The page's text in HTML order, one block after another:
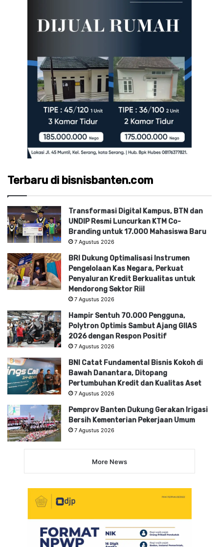
Terbaru di bisnisbanten.com
Transformasi Digital Kampus, BTN dan
UNDIP Resmi Luncurkan KTM Co-
Branding untuk 17.000 Mahasiswa Baru
7 Agustus 2026
BRI Dukung Optimalisasi Instrumen
Pengelolaan Kas Negara, Perkuat
Penyaluran Kredit Berkualitas untuk
Mendorong Sektor Riil
7 Agustus 2026
Hampir Sentuh 70.000 Pengguna,
Polytron Optimis Sambut Ajang GIIAS
2026 dengan Respon Positif
7 Agustus 2026
BNI Catat Fundamental Bisnis Kokoh di
Bawah Danantara, Ditopang
Pertumbuhan Kredit dan Kualitas Aset
7 Agustus 2026
Pemprov Banten Dukung Gerakan Irigasi
Bersih Kementerian Pekerjaan Umum
7 Agustus 2026
More News